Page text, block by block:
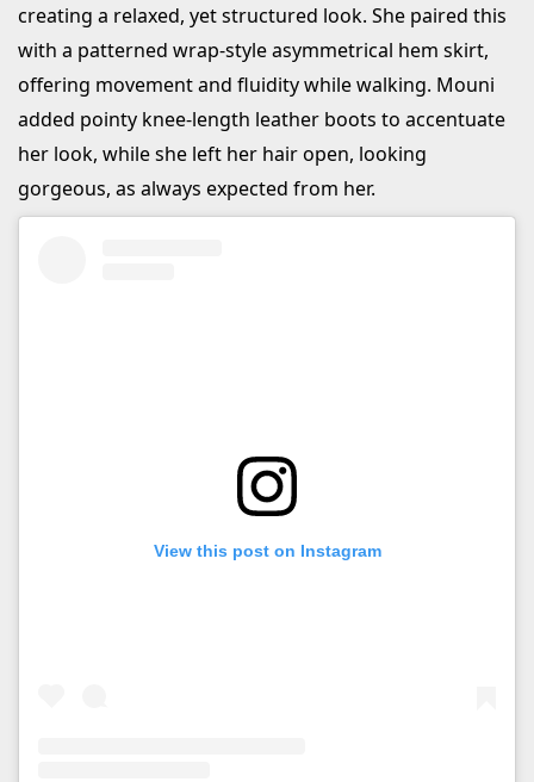
creating a relaxed, yet structured look. She paired this
with a patterned wrap-style asymmetrical hem skirt,
offering movement and fluidity while walking. Mouni
added pointy knee-length leather boots to accentuate
her look, while she left her hair open, looking
gorgeous, as always expected from her.
View this post on Instagram